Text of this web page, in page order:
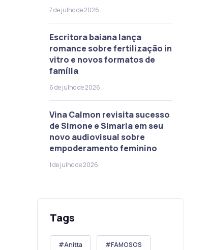
7 de julho de 2026
Escritora baiana lança
romance sobre fertilização in
vitro e novos formatos de
família
6 de julho de 2026
Vina Calmon revisita sucesso
de Simone e Simaria em seu
novo audiovisual sobre
empoderamento feminino
1 de julho de 2026
Tags
Anitta FAMOSOS